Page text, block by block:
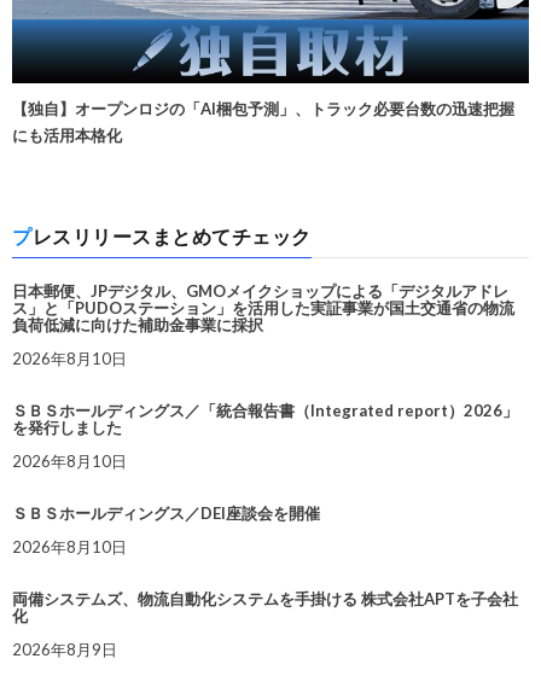
【独自】オープンロジの「AI梱包予測」、トラック必要台数の迅速把握
にも活用本格化
プレスリリースまとめてチェック
日本郵便、JPデジタル、GMOメイクショップによる「デジタルアドレ
ス」と「PUDOステーション」を活用した実証事業が国土交通省の物流
負荷低減に向けた補助金事業に採択
2026年8月10日
ＳＢＳホールディングス／「統合報告書（Integrated report）2026」
を発行しました
2026年8月10日
ＳＢＳホールディングス／DEI座談会を開催
2026年8月10日
両備システムズ、物流自動化システムを手掛ける 株式会社APTを子会社
化
2026年8月9日